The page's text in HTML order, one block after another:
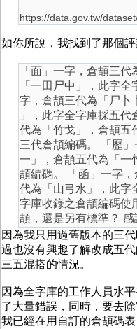
https://data.gov.tw/
如你所說，我找到了那個評
「面」一字，倉頡三
「一田尸中」，此字
字，倉頡三代為「尸卜
」，此字全字庫採五
代為「竹戈」，倉頡五
三代倉頡編碼。 「歷
一」，倉頡五代為「一
頡編碼。 「函」一字
代為「山弓水」，此字
字庫收錄之倉頡編碼使
頡，還是另有標準？ 感
因為我只用過舊版本的三
過也沒有興趣了解改成五
三五混搭的情況。
因為全字庫的工作人員水
了大量錯誤，同時，要去
我已經在用自訂的倉頡碼